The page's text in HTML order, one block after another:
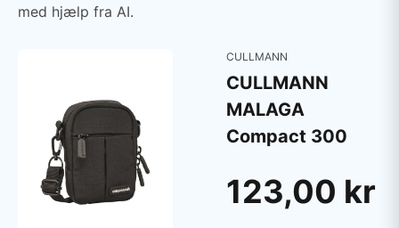
med hjælp fra AI.
CULLMANN
CULLMANN
MALAGA
Compact 300
123,00 kr